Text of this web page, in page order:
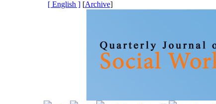
[
Archive
]
[ English ]